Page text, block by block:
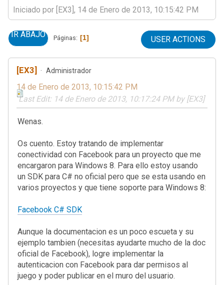
Iniciado por [EX3], 14 de Enero de 2013, 10:15:42 PM
IR ABAJO Páginas 1 USER ACTIONS
[EX3] Administrador
14 de Enero de 2013, 10:15:42 PM
Last Edit: 14 de Enero de 2013, 10:17:24 PM by [EX3]
Wenas.
Os cuento. Estoy tratando de implementar
conectividad con Facebook para un proyecto que me
encargaron para Windows 8. Para ello estoy usando
un SDK para C# no oficial pero que se esta usando en
varios proyectos y que tiene soporte para Windows 8:
Facebook C# SDK
Aunque la documentacion es un poco escueta y su
ejemplo tambien (necesitas ayudarte mucho de la doc
oficial de Facebook), logre implementar la
autenticacion con Facebook para dar permisos al
juego y poder publicar en el muro del usuario.